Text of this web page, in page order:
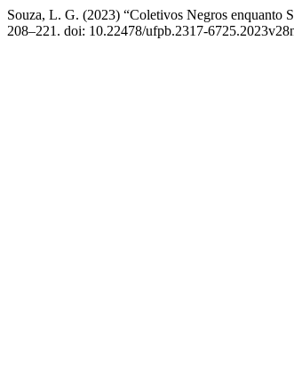
Souza, L. G. (2023) “Coletivos Negros enquanto
208–221. doi: 10.22478/ufpb.2317-